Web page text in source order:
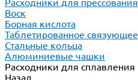
Расходники для прессования
Воск
Борная кислота
Таблетированное связующее
Стальные кольца
Алюминиевые чашки
Расходники для сплавления
Назад